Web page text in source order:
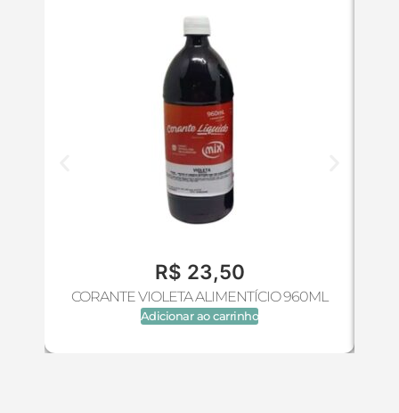
R$ 23,50
CORANTE VIOLETA ALIMENTÍCIO 960ML
Adicionar ao carrinho